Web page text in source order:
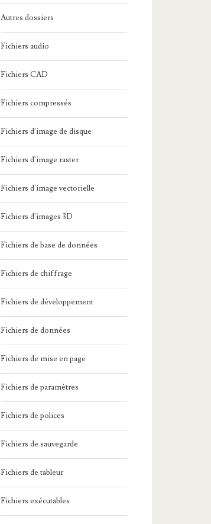
Autres dossiers
Fichiers audio
Fichiers CAD
Fichiers compressés
Fichiers d'image de disque
Fichiers d'image raster
Fichiers d'image vectorielle
Fichiers d'images 3D
Fichiers de base de données
Fichiers de chiffrage
Fichiers de développement
Fichiers de données
Fichiers de mise en page
Fichiers de paramètres
Fichiers de polices
Fichiers de sauvegarde
Fichiers de tableur
Fichiers exécutables